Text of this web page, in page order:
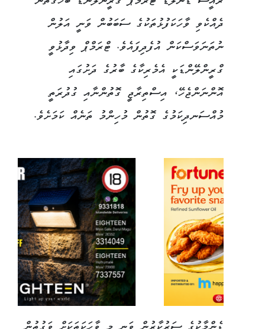
ދެއްކެވި ވާހަކަފުޅުތަކުގެ ސަބަބުން ވަނީ އަލުން
ނުތަނަވަސްކަން އުފެދިފައެވެ. ޓްރަމްޕް ވިދާޅުވީ
ގްރީންލޭންޑަކީ އެމެރިކާގެ ބާރުގެ ދަށުގައި
އޮންނަންޖެހޭ، އިސްތިރާޖީ ގޮތުންނާއި ގުދުރަތީ
މުއްސަނދިކަމުގެ ގޮތުން މުހިންމު ތަނެއް ކަމަށެވެ.